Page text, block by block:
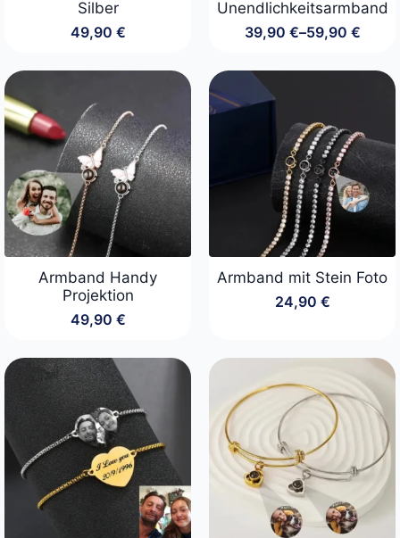
Silber
49,90 €
Unendlichkeitsarmband
39,90 €–59,90 €
Preisspanne:
bis
Armband Handy
Projektion
49,90 €
Armband mit Stein Foto
24,90 €